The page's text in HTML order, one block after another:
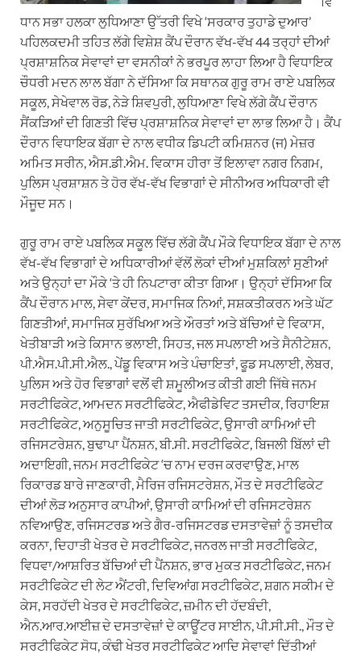
ਧਾਨ ਸਭਾ ਹਲਕਾ ਲੁਧਿਆਣਾ ਉੱਤਰੀ ਵਿਖੇ ‘ਸਰਕਾਰ ਤੁਹਾਡੇ ਦੁਆਰ’
ਪਹਿਲਕਦਮੀ ਤਹਿਤ ਲੱਗੇ ਵਿਸ਼ੇਸ਼ ਕੈਂਪ ਦੌਰਾਨ ਵੱਖ-ਵੱਖ 44 ਤਰ੍ਹਾਂ ਦੀਆਂ
ਪ੍ਰਸ਼ਾਸ਼ਨਿਕ ਸੇਵਾਵਾਂ ਦਾ ਵਸਨੀਕਾਂ ਨੇ ਭਰਪੂਰ ਲਾਹਾ ਲਿਆ ਹੈ ਵਿਧਾਇਕ
ਚੌਧਰੀ ਮਦਨ ਲਾਲ ਬੱਗਾ ਨੇ ਦੱਸਿਆ ਕਿ ਸਥਾਨਕ ਗੁਰੂ ਰਾਮ ਰਾਏ ਪਬਲਿਕ
ਸਕੂਲ, ਸੇਖੇਵਾਲ ਰੋਡ, ਨੇੜੇ ਸ਼ਿਵਪੁਰੀ, ਲੁਧਿਆਣਾ ਵਿਖੇ ਲੱਗੇ ਕੈਂਪ ਦੌਰਾਨ
ਸੈਂਕੜਿਆਂ ਦੀ ਗਿਣਤੀ ਵਿੱਚ ਪ੍ਰਸ਼ਾਸ਼ਨਿਕ ਸੇਵਾਵਾਂ ਦਾ ਲਾਭ ਲਿਆ ਹੈ। ਕੈਂਪ
ਦੌਰਾਨ ਵਿਧਾਇਕ ਬੱਗਾ ਦੇ ਨਾਲ ਵਧੀਕ ਡਿਪਟੀ ਕਮਿਸ਼ਨਰ (ਜ) ਮੇਜ਼ਰ
ਅਮਿਤ ਸਰੀਨ, ਐਸ.ਡੀ.ਐਮ. ਵਿਕਾਸ ਹੀਰਾ ਤੋਂ ਇਲਾਵਾ ਨਗਰ ਨਿਗਮ,
ਪੁਲਿਸ ਪ੍ਰਸ਼ਾਸ਼ਨ ਤੇ ਹੋਰ ਵੱਖ-ਵੱਖ ਵਿਭਾਗਾਂ ਦੇ ਸੀਨੀਅਰ ਅਧਿਕਾਰੀ ਵੀ
ਮੌਜੂਦ ਸਨ।
ਗੁਰੂ ਰਾਮ ਰਾਏ ਪਬਲਿਕ ਸਕੂਲ ਵਿੱਚ ਲੱਗੇ ਕੈਂਪ ਮੌਕੇ ਵਿਧਾਇਕ ਬੱਗਾ ਦੇ ਨਾਲ
ਵੱਖ-ਵੱਖ ਵਿਭਾਗਾਂ ਦੇ ਅਧਿਕਾਰੀਆਂ ਵੱਲੋਂ ਲੋਕਾਂ ਦੀਆਂ ਮੁਸ਼ਕਿਲਾਂ ਸੁਣੀਆਂ
ਅਤੇ ਉਨ੍ਹਾਂ ਦਾ ਮੌਕੇ ‘ਤੇ ਹੀ ਨਿਪਟਾਰਾ ਕੀਤਾ ਗਿਆ। ਉਨ੍ਹਾਂ ਦੱਸਿਆ ਕਿ
ਕੈਂਪ ਦੌਰਾਨ ਮਾਲ, ਸੇਵਾ ਕੇਂਦਰ, ਸਮਾਜਿਕ ਨਿਆਂ, ਸਸ਼ਕਤੀਕਰਨ ਅਤੇ ਘੱਟ
ਗਿਣਤੀਆਂ, ਸਮਾਜਿਕ ਸੁਰੱਖਿਆ ਅਤੇ ਔਰਤਾਂ ਅਤੇ ਬੱਚਿਆਂ ਦੇ ਵਿਕਾਸ,
ਖੇਤੀਬਾੜੀ ਅਤੇ ਕਿਸਾਨ ਭਲਾਈ, ਸਿਹਤ, ਜਲ ਸਪਲਾਈ ਅਤੇ ਸੈਨੀਟੇਸ਼ਨ,
ਪੀ.ਐਸ.ਪੀ.ਸੀ.ਐਲ., ਪੇਂਡੂ ਵਿਕਾਸ ਅਤੇ ਪੰਚਾਇਤਾਂ, ਫੂਡ ਸਪਲਾਈ, ਲੇਬਰ,
ਪੁਲਿਸ ਅਤੇ ਹੋਰ ਵਿਭਾਗਾਂ ਵਲੋਂ ਵੀ ਸ਼ਮੂਲੀਅਤ ਕੀਤੀ ਗਈ ਜਿੱਥੇ ਜਨਮ
ਸਰਟੀਫਿਕੇਟ, ਆਮਦਨ ਸਰਟੀਫਿਕੇਟ, ਐਫੀਡੇਵਿਟ ਤਸਦੀਕ, ਰਿਹਾਇਸ਼
ਸਰਟੀਫਿਕੇਟ, ਅਨੁਸੂਚਿਤ ਜਾਤੀ ਸਰਟੀਫਿਕੇਟ, ਉਸਾਰੀ ਕਾਮਿਆਂ ਦੀ
ਰਜਿਸਟਰੇਸ਼ਨ, ਬੁਢਾਪਾ ਪੈਂਨਸ਼ਨ, ਬੀ.ਸੀ. ਸਰਟੀਫਿਕੇਟ, ਬਿਜਲੀ ਬਿੱਲਾਂ ਦੀ
ਅਦਾਇਗੀ, ਜਨਮ ਸਰਟੀਫਿਕੇਟ ‘ਚ ਨਾਮ ਦਰਜ ਕਰਵਾਉਣ, ਮਾਲ
ਰਿਕਾਰਡ ਬਾਰੇ ਜਾਣਕਾਰੀ, ਮੈਰਿਜ ਰਜਿਸਟਰੇਸ਼ਨ, ਮੌਤ ਦੇ ਸਰਟੀਫਿਕੇਟ
ਦੀਆਂ ਲੋੜ ਅਨੁਸਾਰ ਕਾਪੀਆਂ, ਉਸਾਰੀ ਕਾਮਿਆਂ ਦੀ ਰਜਿਸਟਰੇਸ਼ਨ
ਨਵਿਆਉਣ, ਰਜਿਸਟਰਡ ਅਤੇ ਗੈਰ-ਰਜਿਸਟਰਡ ਦਸਤਾਵੇਜ਼ਾਂ ਨੂੰ ਤਸਦੀਕ
ਕਰਨਾ, ਦਿਹਾਤੀ ਖੇਤਰ ਦੇ ਸਰਟੀਫਿਕੇਟ, ਜਨਰਲ ਜਾਤੀ ਸਰਟੀਫਿਕੇਟ,
ਵਿਧਵਾ/ਆਸ਼ਰਿਤ ਬੱਚਿਆਂ ਦੀ ਪੈਂਨਸ਼ਨ, ਭਾਰ ਮੁਕਤ ਸਰਟੀਫਿਕੇਟ, ਜਨਮ
ਸਰਟੀਫਿਕੇਟ ਦੀ ਲੇਟ ਐਂਟਰੀ, ਦਿਵਿਆਂਗ ਸਰਟੀਫਿਕੇਟ, ਸ਼ਗਨ ਸਕੀਮ ਦੇ
ਕੇਸ, ਸਰਹੱਦੀ ਖੇਤਰ ਦੇ ਸਰਟੀਫਿਕੇਟ, ਜ਼ਮੀਨ ਦੀ ਹੱਦਬੰਦੀ,
ਐਨ.ਆਰ.ਆਈਜ਼ ਦੇ ਦਸਤਾਵੇਜ਼ਾਂ ਦੇ ਕਾਊਂਟਰ ਸਾਈਨ, ਪੀ.ਸੀ.ਸੀ., ਮੌਤ ਦੇ
ਸਰਟੀਫਿਕੇਟ ਸੋਧ, ਕੰਢੀ ਖੇਤਰ ਸਰਟੀਫਿਕੇਟ ਆਦਿ ਸੇਵਾਵਾਂ ਦਿੱਤੀਆਂ